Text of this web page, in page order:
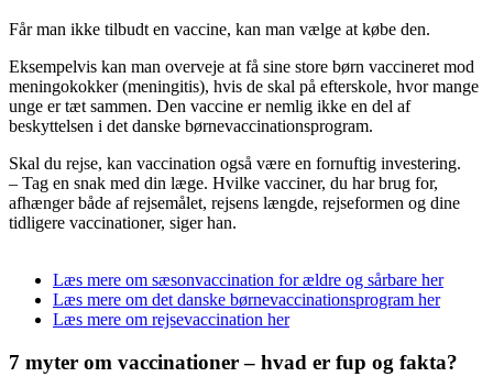
Får man ikke tilbudt en vaccine, kan man vælge at købe den.
Eksempelvis kan man overveje at få sine store børn vaccineret mod
meningokokker (meningitis), hvis de skal på efterskole, hvor mange
unge er tæt sammen. Den vaccine er nemlig ikke en del af
beskyttelsen i det danske børnevaccinationsprogram.
Skal du rejse, kan vaccination også være en fornuftig investering.
– Tag en snak med din læge. Hvilke vacciner, du har brug for,
afhænger både af rejsemålet, rejsens længde, rejseformen og dine
tidligere vaccinationer, siger han.
Læs mere om sæsonvaccination for ældre og sårbare her
Læs mere om det danske børnevaccinationsprogram her
Læs mere om rejsevaccination her
7 myter om vaccinationer – hvad er fup og fakta?